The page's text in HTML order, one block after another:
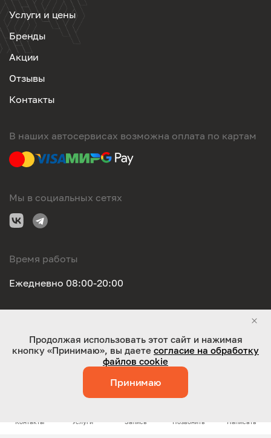
Контакты Услуги Запись Позвонить Написать
Услуги и цены
Бренды
Акции
Отзывы
Контакты
В наших автосервисах возможна оплата по картам
Мы в социальных сетях
Время работы
Ежедневно 08:00-20:00
ООО "Оригинал-сервис". Все права защищены 2026
Работает на технологиях:Jaky
Продолжая использовать этот сайт и нажимая
кнопку «Принимаю», вы даете согласие на обработку
файлов cookie
Принимаю